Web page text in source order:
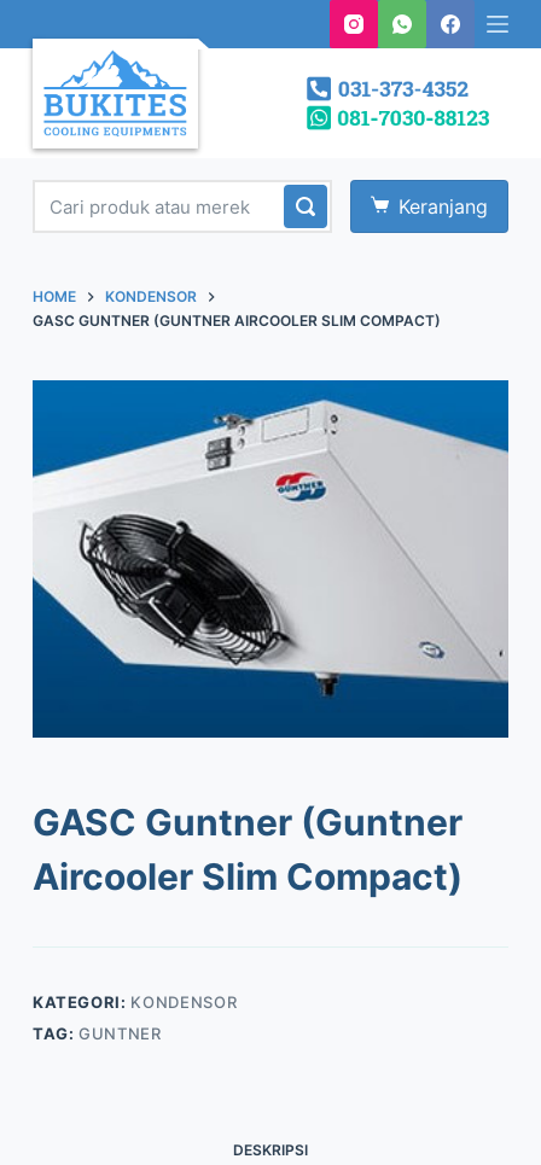
o
Keranjang
HOME
KONDENSOR
GASC GUNTNER (GUNTNER AIRCOOLER SLIM COMPACT)
GASC Guntner (Guntner
Aircooler Slim Compact)
KATEGORI: KONDENSOR
TAG:GUNTNER
DESKRIPSI